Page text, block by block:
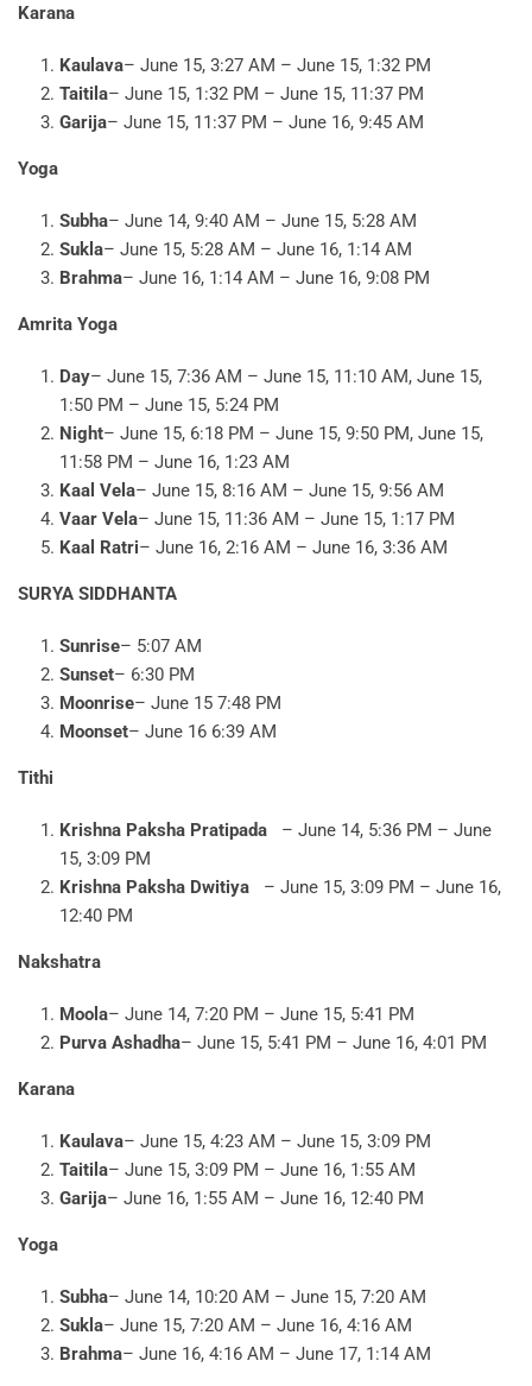
Karana
Kaulava– June 15, 3:27 AM – June 15, 1:32 PM
Taitila– June 15, 1:32 PM – June 15, 11:37 PM
Garija– June 15, 11:37 PM – June 16, 9:45 AM
Yoga
Subha– June 14, 9:40 AM – June 15, 5:28 AM
Sukla– June 15, 5:28 AM – June 16, 1:14 AM
Brahma– June 16, 1:14 AM – June 16, 9:08 PM
Amrita Yoga
Day– June 15, 7:36 AM – June 15, 11:10 AM, June 15,
1:50 PM – June 15, 5:24 PM
Night– June 15, 6:18 PM – June 15, 9:50 PM, June 15,
11:58 PM – June 16, 1:23 AM
Kaal Vela– June 15, 8:16 AM – June 15, 9:56 AM
Vaar Vela– June 15, 11:36 AM – June 15, 1:17 PM
Kaal Ratri– June 16, 2:16 AM – June 16, 3:36 AM
SURYA SIDDHANTA
Sunrise– 5:07 AM
Sunset– 6:30 PM
Moonrise– June 15 7:48 PM
Moonset– June 16 6:39 AM
Tithi
Krishna Paksha Pratipada
– June 14, 5:36 PM – June
15, 3:09 PM
Krishna Paksha Dwitiya
– June 15, 3:09 PM – June 16,
12:40 PM
Nakshatra
Moola– June 14, 7:20 PM – June 15, 5:41 PM
Purva Ashadha– June 15, 5:41 PM – June 16, 4:01 PM
Karana
Kaulava– June 15, 4:23 AM – June 15, 3:09 PM
Taitila– June 15, 3:09 PM – June 16, 1:55 AM
Garija– June 16, 1:55 AM – June 16, 12:40 PM
Yoga
Subha– June 14, 10:20 AM – June 15, 7:20 AM
Sukla– June 15, 7:20 AM – June 16, 4:16 AM
Brahma– June 16, 4:16 AM – June 17, 1:14 AM